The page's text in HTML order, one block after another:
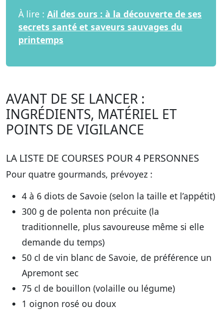
À lire : Ail des ours : à la découverte de ses
secrets santé et saveurs sauvages du
printemps
AVANT DE SE LANCER :
INGRÉDIENTS, MATÉRIEL ET
POINTS DE VIGILANCE
LA LISTE DE COURSES POUR 4 PERSONNES
Pour quatre gourmands, prévoyez :
4 à 6 diots de Savoie (selon la taille et l’appétit)
300 g de polenta non précuite (la
traditionnelle, plus savoureuse même si elle
demande du temps)
50 cl de vin blanc de Savoie, de préférence un
Apremont sec
75 cl de bouillon (volaille ou légume)
1 oignon rosé ou doux